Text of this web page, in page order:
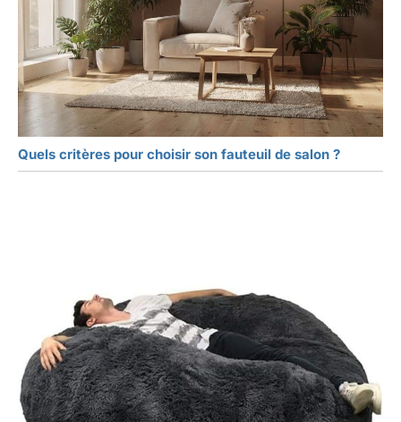
Quels critères pour choisir son fauteuil de salon ?